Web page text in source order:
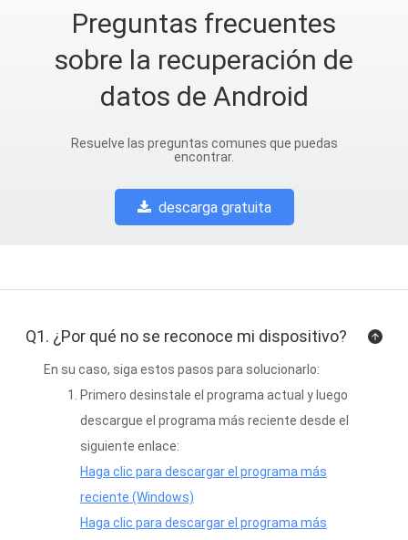
Preguntas frecuentes
sobre la recuperación de
datos de Android
Resuelve las preguntas comunes que puedas
encontrar.
descarga gratuita
Q1. ¿Por qué no se reconoce mi dispositivo?
En su caso, siga estos pasos para solucionarlo:
Primero desinstale el programa actual y luego
descargue el programa más reciente desde el
siguiente enlace:
Haga clic para descargar el programa más
reciente (Windows)
Haga clic para descargar el programa más